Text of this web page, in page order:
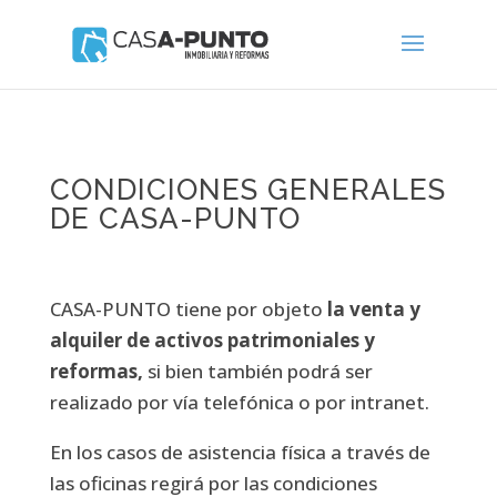
CONDICIONES GENERALES
DE CASA-PUNTO
CASA-PUNTO tiene por objeto la venta y
alquiler de activos patrimoniales y
reformas, si bien también podrá ser
realizado por vía telefónica o por intranet.
En los casos de asistencia física a través de
las oficinas regirá por las condiciones